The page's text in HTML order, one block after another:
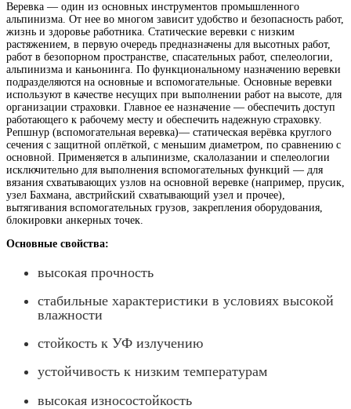
Веревка — один из основных инструментов промышленного
альпинизма. От нее во многом зависит удобство и безопасность работ,
жизнь и здоровье работника. Статические веревки с низким
растяжением, в первую очередь предназначены для высотных работ,
работ в безопорном пространстве, спасательных работ, спелеологии,
альпинизма и каньонинга. По функциональному назначению веревки
подразделяются на основные и вспомогательные. Основные веревки
используют в качестве несущих при выполнении работ на высоте, для
организации страховки. Главное ее назначение — обеспечить доступ
работающего к рабочему месту и обеспечить надежную страховку.
Репшнур (вспомогательная веревка)— статическая верёвка круглого
сечения с защитной оплёткой, с меньшим диаметром, по сравнению с
основной. Применяется в альпинизме, скалолазании и спелеологии
исключительно для выполнения вспомогательных функций — для
вязания схватывающих узлов на основной веревке (например, прусик,
узел Бахмана, австрийский схватывающий узел и прочее),
вытягивания вспомогательных грузов, закрепления оборудования,
блокировки анкерных точек.
Основные свойства:
высокая прочность
стабильные характеристики в условиях высокой
влажности
стойкость к УФ излучению
устойчивость к низким температурам
высокая износостойкость